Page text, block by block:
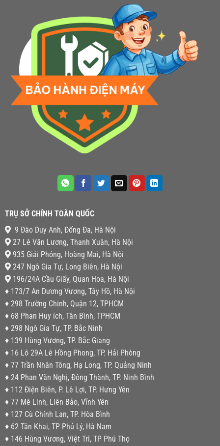
TRỤ SỞ CHÍNH TOÀN QUỐC
9 Đào Duy Anh, Đống Đa, Hà Nội
27 Lê Văn Lương, Thanh Xuân, Hà Nội
935 Giải Phóng, Hoàng Mai, Hà Nội
247 Ngô Gia Tự, Long Biên, Hà Nội
196/24A Cầu Giấy, Quan Hoa, Hà Nội
♦ 173/7 An Dương Vương, Tây Hồ, Hà Nội
♦ 298 Trường Chinh, Quận 12, TPHCM
♦ 68 Phan Huy ích, Tân Bình, TPHCM
♦ 298 Ngô Gia Tự, TP. Bắc Ninh
♦ 139 Hùng Vương, TP. Bắc Giang
♦ 16 Lô 29A Lê Hồng Phong, TP. Hải Phòng
♦ 77 Trần Nhân Tông, Hạ Long, TP. Quảng Ninh
♦ 24 Phan Văn Nghị, Đông Thành, TP. Ninh Bình
♦ 112 Điện Biên, P. Lê Lợi, TP. Hưng Yên
♦ 77 Mê Linh, Liên Bảo, Vĩnh Yên
♦ 127 Cù Chính Lan, TP. Hòa Bình
♦ 62 Tân Khai, TP Phủ Lý, Hà Nam
♦ 146 Hùng Vương, Việt Trì, TP Phú Thọ